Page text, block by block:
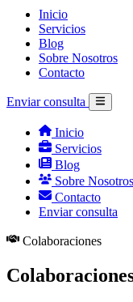
Inicio
Servicios
Blog
Sobre Nosotros
Contacto
Enviar consulta
Inicio
Servicios
Blog
Sobre Nosotros
Contacto
Enviar consulta
Colaboraciones